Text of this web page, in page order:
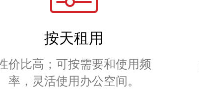
按天租用
价比高；可按需要和使用频
率，灵活使用办公空间。